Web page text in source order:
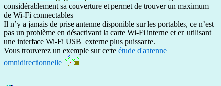
considérablement sa couverture et permet de trouver un maximum
de Wi-Fi connectables.
Il n’y a jamais de prise antenne disponible sur les portables, ce n’est
pas un problème en désactivant la carte Wi-Fi interne et en utilisant
une interface Wi-Fi USB externe plus puissante.
Vous trouverez un exemple sur cette étude d'antenne
omnidirectionnelle